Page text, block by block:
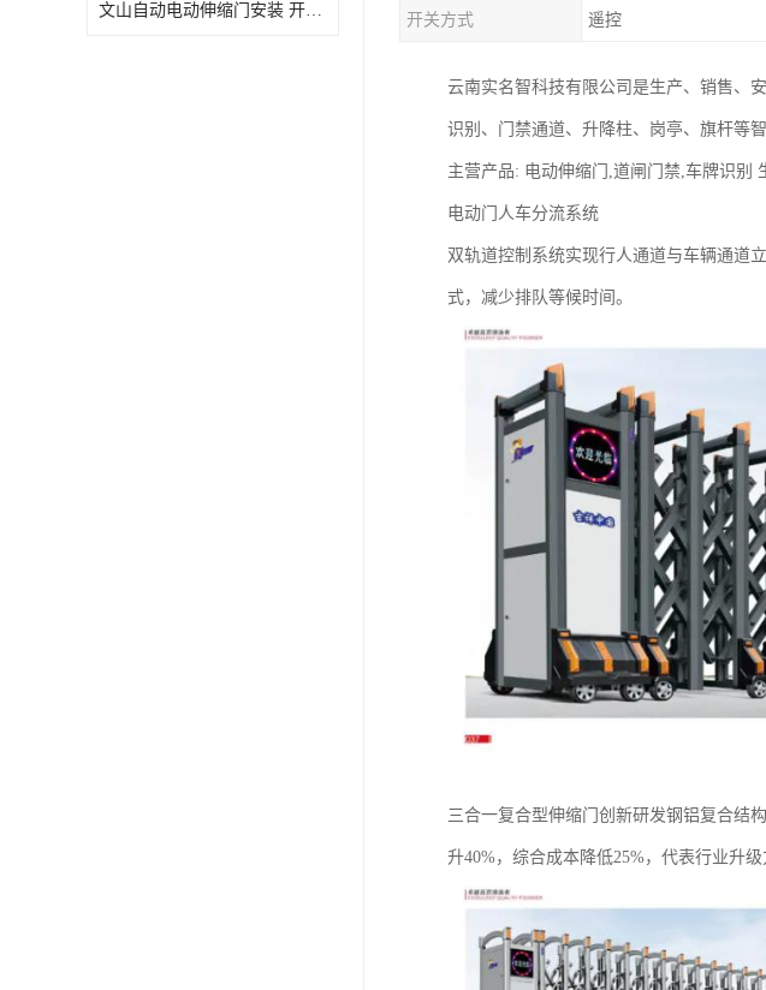
文山自动电动伸缩门安装 开启后占用空间小
开关方式 遥控
云南实名智科技有限公司是生产、销售、
识别、门禁通道、升降柱、岗亭、旗杆等智
主营产品: 电动伸缩门,道闸门禁,车牌识别
电动门人车分流系统‌
双轨道控制系统实现行人通道与车辆通道
式，减少排队等候时间。
三合一复合型伸缩门‌创新研发钢铝复合结
升40%，综合成本降低25%，代表行业升级